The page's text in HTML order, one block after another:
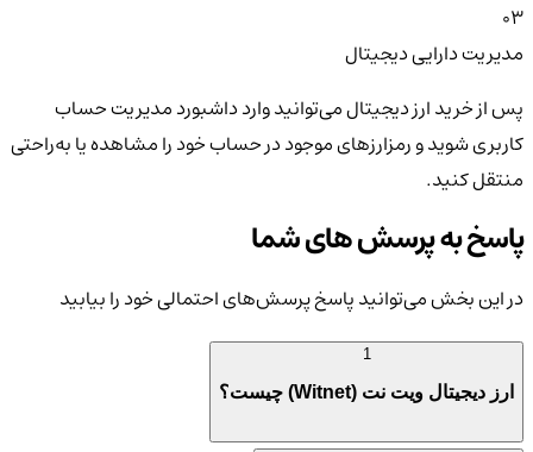
03
مدیریت دارایی دیجیتال
پس از خرید ارز دیجیتال می‌توانید وارد داشبورد مدیریت حساب
کاربری شوید و رمزارزهای موجود در حساب خود را مشاهده یا به‌راحتی
منتقل کنید.
پاسخ به پرسش های شما
در این بخش می‌توانید پاسخ پرسش‌های احتمالی خود را بیابید
ارز دیجیتال ویت نت (Witnet) چیست؟